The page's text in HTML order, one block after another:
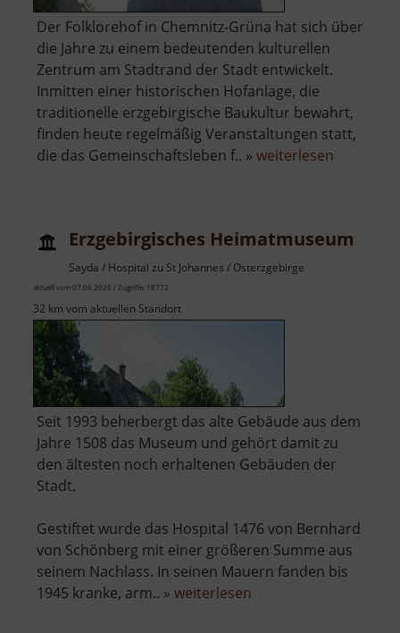
Der Folklorehof in Chemnitz-Grüna hat sich über
die Jahre zu einem bedeutenden kulturellen
Zentrum am Stadtrand der Stadt entwickelt.
Inmitten einer historischen Hofanlage, die
traditionelle erzgebirgische Baukultur bewahrt,
finden heute regelmäßig Veranstaltungen statt,
die das Gemeinschaftsleben f.. » weiterlesen
Erzgebirgisches Heimatmuseum
Sayda / Hospital zu St Johannes / Osterzgebirge
aktuell vom 07.06.2026 / Zugriffe: 18772
32 km vom aktuellen Standort
Seit 1993 beherbergt das alte Gebäude aus dem
Jahre 1508 das Museum und gehört damit zu
den ältesten noch erhaltenen Gebäuden der
Stadt.
Gestiftet wurde das Hospital 1476 von Bernhard
von Schönberg mit einer größeren Summe aus
seinem Nachlass. In seinen Mauern fanden bis
1945 kranke, arm.. » weiterlesen